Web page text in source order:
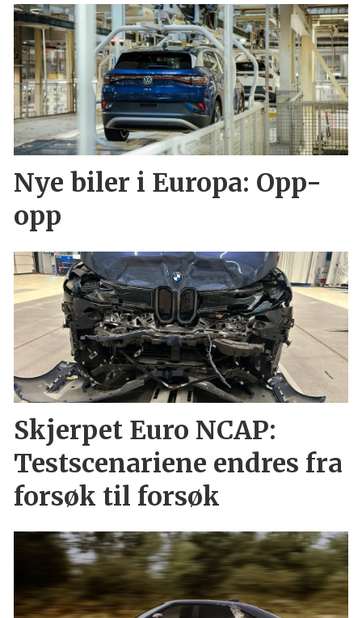
Nye biler i Europa: Opp-
opp
Skjerpet Euro NCAP:
Testscenariene endres fra
forsøk til forsøk